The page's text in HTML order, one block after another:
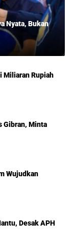
Nyata, Bukan
Miliaran Rupiah
Gibran, Minta
Wujudkan
Desak APH